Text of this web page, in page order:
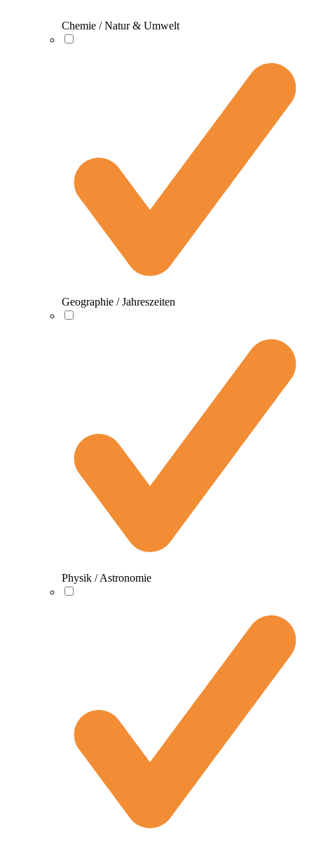
Chemie / Natur & Umwelt
Geographie / Jahreszeiten
Physik / Astronomie